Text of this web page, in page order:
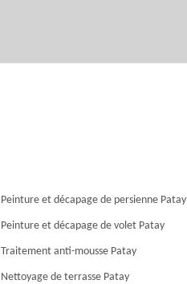
Peinture et décapage de persienne Patay
Peinture et décapage de volet Patay
Traitement anti-mousse Patay
Nettoyage de terrasse Patay